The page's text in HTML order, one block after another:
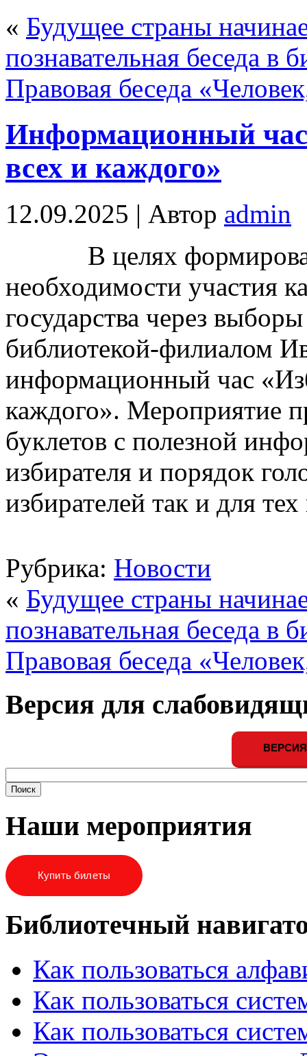
« Будущее страны
познавательная беседа в
Правовая беседа
Информационный час
всех и каждого»
12.09.2025 | Автор admin
В целях
необходимости участия
государства через
библиотекой-филиалом
информационный час
каждого». Мероприятие
буклетов с полезной
избирателя и порядок
избирателей так и для
Рубрика: Новости
« Будущее страны
познавательная беседа в
Правовая беседа
Версия для
Наши мероприятия
Купить билеты
Библиотечный
Как пользоваться
Как пользоваться
Как пользоваться